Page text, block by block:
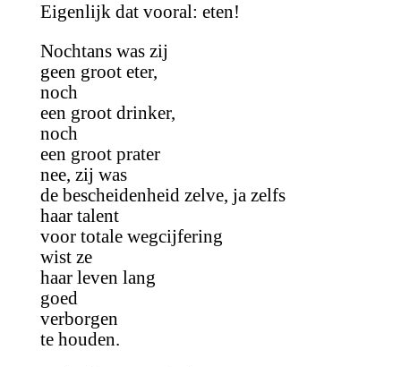
Eigenlijk dat vooral: eten!
Nochtans was zij
geen groot eter,
noch
een groot drinker,
noch
een groot prater
nee, zij was
de bescheidenheid zelve, ja zelfs
haar talent
voor totale wegcijfering
wist ze
haar leven lang
goed
verborgen
te houden.